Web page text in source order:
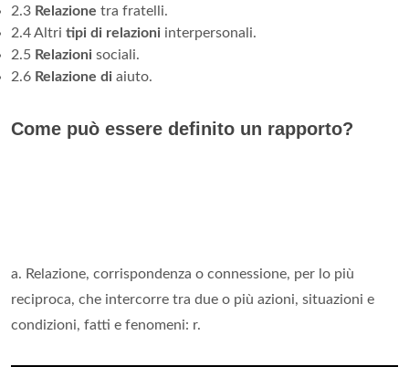
2.3 Relazione tra fratelli.
2.4 Altri tipi di relazioni interpersonali.
2.5 Relazioni sociali.
2.6 Relazione di aiuto.
Come può essere definito un rapporto?
a. Relazione, corrispondenza o connessione, per lo più
reciproca, che intercorre tra due o più azioni, situazioni e
condizioni, fatti e fenomeni: r.